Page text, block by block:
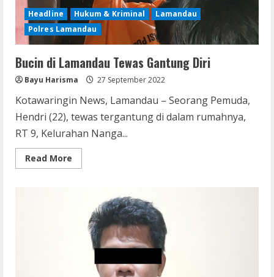
Headline Hukum & Kriminal
Lamandau
Polres Lamandau
Bucin di Lamandau Tewas Gantung Diri
Bayu Harisma 27 September 2022
Kotawaringin News, Lamandau – Seorang Pemuda,
Hendri (22), tewas tergantung di dalam rumahnya,
RT 9, Kelurahan Nanga...
Read More
more
Lamandau
Tewas
Gantung